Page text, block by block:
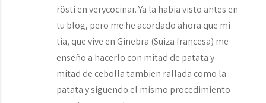
rösti en verycocinar. Ya la habia visto antes en
tu blog, pero me he acordado ahora que mi
tia, que vive en Ginebra (Suiza francesa) me
enseño a hacerlo con mitad de patata y
mitad de cebolla tambien rallada como la
patata y siguendo el mismo procedimiento